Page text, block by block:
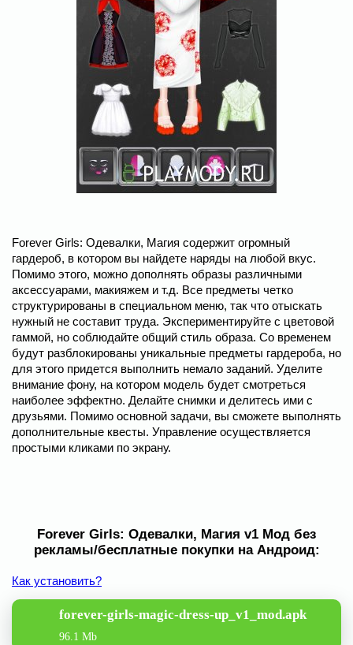
Forever Girls: Одевалки, Магия содержит огромный
гардероб, в котором вы найдете наряды на любой вкус.
Помимо этого, можно дополнять образы различными
аксессуарами, макияжем и т.д. Все предметы четко
структурированы в специальном меню, так что отыскать
нужный не составит труда. Экспериментируйте с цветовой
гаммой, но соблюдайте общий стиль образа. Со временем
будут разблокированы уникальные предметы гардероба, но
для этого придется выполнить немало заданий. Уделите
внимание фону, на котором модель будет смотреться
наиболее эффектно. Делайте снимки и делитесь ими с
друзьями. Помимо основной задачи, вы сможете выполнять
дополнительные квесты. Управление осуществляется
простыми кликами по экрану.
Forever Girls: Одевалки, Магия v1 Мод без
рекламы/бесплатные покупки на Андроид:
Как установить?
forever-girls-magic-dress-up_v1_mod.apk
96.1 Mb